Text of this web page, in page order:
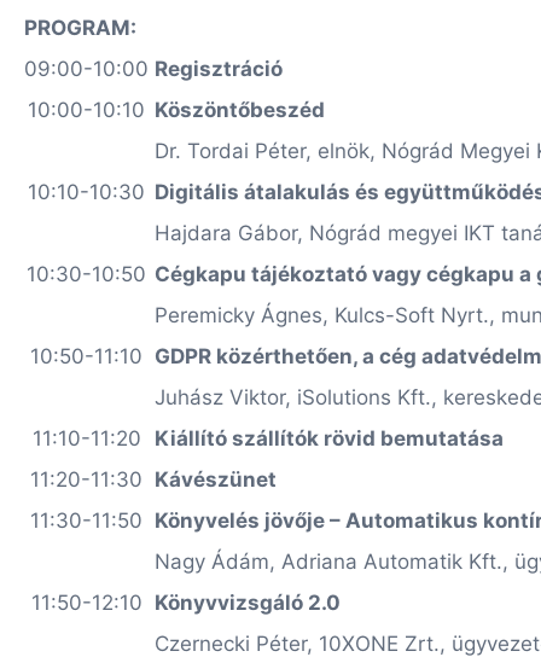
PROGRAM:
09:00-10:00 Regisztráció
10:00-10:10 Köszöntőbeszéd
Dr. Tordai Péter, elnök, Nógrád Megyei
10:10-10:30 Digitális átalakulás és
Hajdara Gábor, Nógrád megyei IKT
10:30-10:50 Cégkapu tájékoztató vagy cégkapu a
Peremicky Ágnes, Kulcs-Soft Nyrt.,
10:50-11:10 GDPR közérthetően, a cég
Juhász Viktor, iSolutions Kft.,
11:10-11:20
Kiállító szállítók rövid bemutatása
11:20-11:30 Kávészünet
11:30-11:50 Könyvelés jövője – Automatikus
Nagy Ádám, Adriana Automatik Kft.,
11:50-12:10 Könyvvizsgáló 2.0
Czernecki Péter, 10XONE Zrt.,